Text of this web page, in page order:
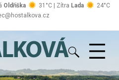
Oldřiška 31°C | Zítra Lada 24°C